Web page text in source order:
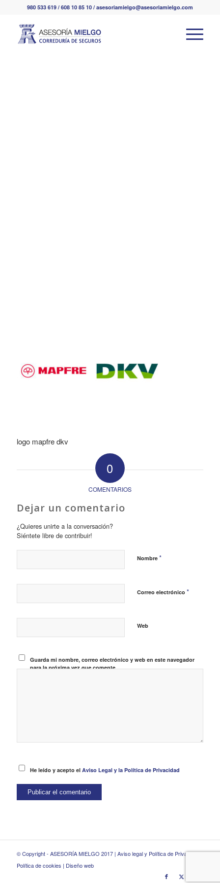
980 533 619 / 608 10 85 10 / asesoriamielgo@asesoriamielgo.com
logo mapfre dkv
0
COMENTARIOS
Dejar un comentario
¿Quieres unirte a la conversación?
Siéntete libre de contribuir!
Nombre *
Correo electrónico *
Web
Guarda mi nombre, correo electrónico y web en este navegador
para la próxima vez que comente.
He leído y acepto elAviso Legal y la Política de Privacidad
© Copyright - ASESORÍA MIELGO 2017 | Aviso legal y Política de Privacidad|
Política de cookies | Diseño web